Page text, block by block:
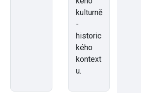
kulturně
-
historic
kého
kontext
u.